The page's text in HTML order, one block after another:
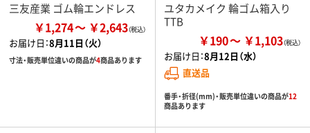
三友産業 ゴム輪エンドレス
￥1,274 ￥2,643
お届け日：8月11日（火）
寸法・販売単位違いの商品が4商品あります
ユタカメイク 輪ゴム箱入り
TTB
￥190 ￥1,103
お届け日：8月12日（水）
直送品
番手・折径(mm)・販売単位違いの商品が12
商品あります